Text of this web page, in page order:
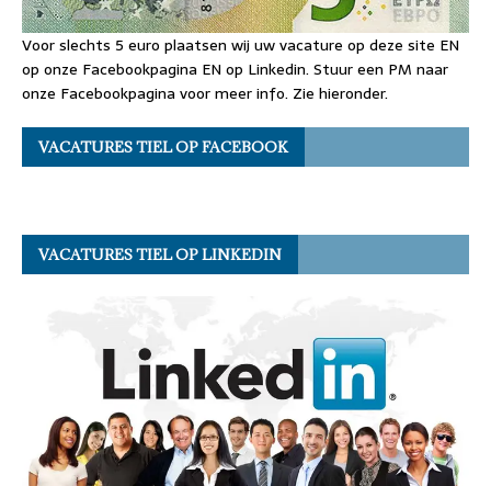
Voor slechts 5 euro plaatsen wij uw vacature op deze site EN
op onze Facebookpagina EN op Linkedin. Stuur een PM naar
onze Facebookpagina voor meer info. Zie hieronder.
VACATURES TIEL OP FACEBOOK
VACATURES TIEL OP LINKEDIN